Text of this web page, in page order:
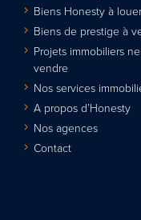
Biens Honesty à louer
Biens de prestige à
Projets immobiliers
vendre
Nos services
A propos d’Honesty
Nos agences
Contact